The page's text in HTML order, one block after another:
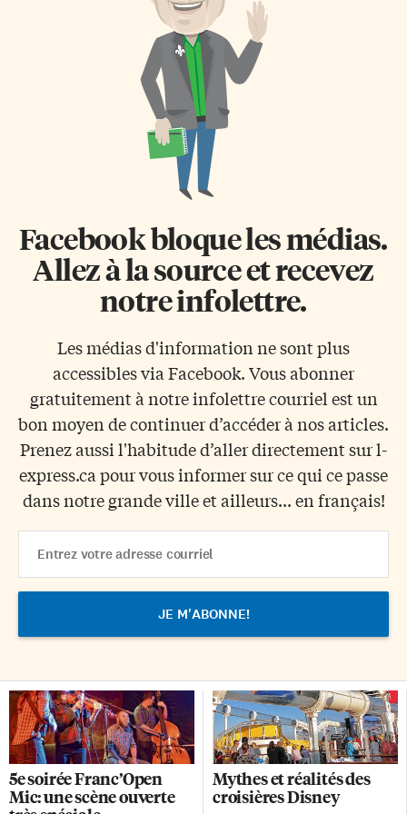
de qualité comparable à celle de
la majorité. «C’est toute une
société qui est revenue à la […]
fois sérieux et souriant. On peut
lire immédiatement dans son
regard franc et direct le plaisir
qu’il a de faire partie de sa
nouvelle équipe. Formé au
Racing […]
Facebook bloque les médias.
Allez à la source et recevez
notre infolettre.
Les médias d'information ne sont plus
accessibles via Facebook. Vous abonner
gratuitement à notre infolettre courriel est un
bon moyen de continuer d’accéder à nos articles.
Prenez aussi l'habitude d’aller directement sur l-
express.ca pour vous informer sur ce qui ce passe
dans notre grande ville et ailleurs... en français!
Address
5e soirée Franc’Open
Mic: une scène ouverte
Mythes et réalités des
croisières Disney